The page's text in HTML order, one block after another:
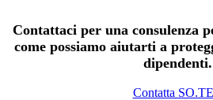
Contattaci per una consulenza
come possiamo aiutarti a
dipendenti.
Contatta